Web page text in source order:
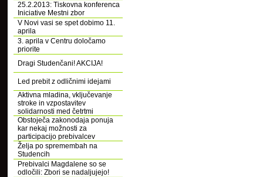
25.2.2013: Tiskovna konferenca
Iniciative Mestni zbor
V Novi vasi se spet dobimo 11.
aprila
3. aprila v Centru določamo
priorite
Dragi Studenčani! AKCIJA!
Led prebit z odličnimi idejami
Aktivna mladina, vključevanje
stroke in vzpostavitev
solidarnosti med četrtmi
Obstoječa zakonodaja ponuja
kar nekaj možnosti za
participacijo prebivalcev
Želja po spremembah na
Studencih
Prebivalci Magdalene so se
odločili: Zbori se nadaljujejo!